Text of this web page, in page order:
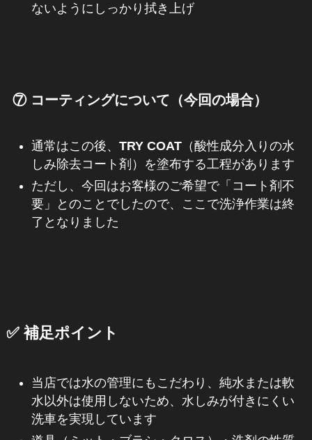
ないようにしっかり拭き上げ
⑦ コーティングについて（今回の場合）
通常はこの後、 TRY COAT（酸性成分入りの水
しみ除去コート剤）を塗布する工程があります
ただし、今回はお客様のご希望で「コート剤不
要」とのことでしたので、ここで洗浄作業は終
了となりました
✅ 補足ポイント
当店では水の管理にもこだわり、純水または軟
水以外は使用しないため、水しみが付きにくい
洗車を実現しています